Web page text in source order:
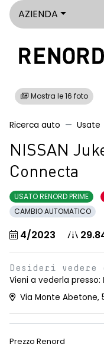
AZIENDA
Mostra le 16 foto
Ricerca auto Usate
NISSAN
Connecta
USATO RENORD PRIME
CAMBIO AUTOMATICO
4/2023
Desideri
Vieni a vederla presso:
Via Monte Abetone,
Prezzo Renord